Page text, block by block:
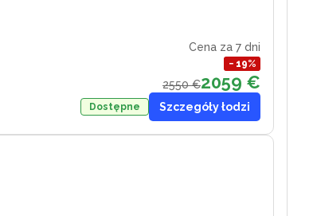
Cena za 7 dni
− 19%
2550 €2059 €
Dostępne Szczegóły łodzi